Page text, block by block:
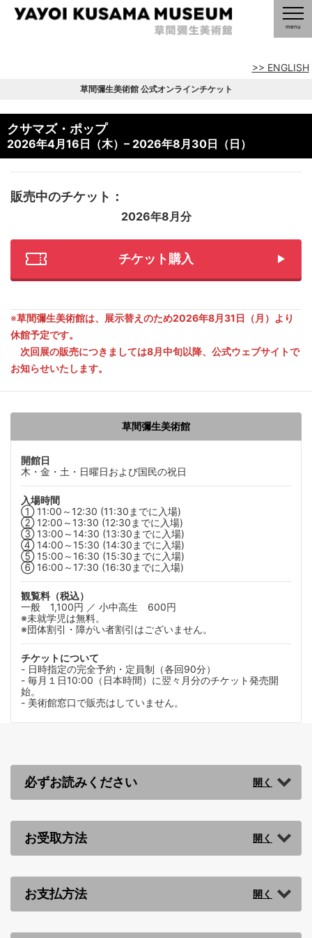
>> ENGLISH
草間彌生美術館 公式オンラインチケット
クサマズ・ポップ
2026年4月16日（木）– 2026年8月30日（日）
販売中のチケット：
2026年8月分
チケット購入
草間彌生美術館は、展示替えのため2026年8月31日（月）より
休館予定です。
次回展の販売につきましては8月中旬以降、公式ウェブサイトで
お知らせいたします。
草間彌生美術館
開館日
木・金・土・日曜日および国民の祝日
入場時間
① 11:00～12:30 (11:30までに入場)
② 12:00～13:30 (12:30までに入場)
③ 13:00～14:30 (13:30までに入場)
④ 14:00～15:30 (14:30までに入場)
⑤ 15:00～16:30 (15:30までに入場)
⑥ 16:00～17:30 (16:30までに入場)
観覧料（税込）
一般 1,100円 ／ 小中高生 600円
※未就学児は無料。
※団体割引・障がい者割引はございません。
チケットについて
- 日時指定の完全予約・定員制（各回90分）
- 毎月１日10:00（日本時間）に翌々月分のチケット発売開
始。
- 美術館窓口で販売はしていません。
必ずお読みください
お受取方法
お支払方法